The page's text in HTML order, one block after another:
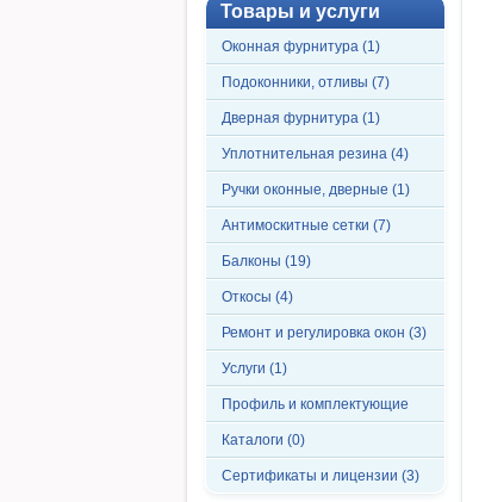
Товары и услуги
Оконная фурнитура (1)
Подоконники, отливы (7)
Дверная фурнитура (1)
Уплотнительная резина (4)
Ручки оконные, дверные (1)
Антимоскитные сетки (7)
Балконы (19)
Откосы (4)
Ремонт и регулировка окон (3)
Услуги (1)
Профиль и комплектующие
Каталоги (0)
Сертификаты и лицензии (3)